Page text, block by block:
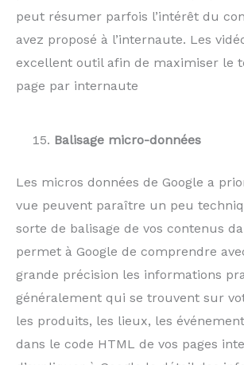
peut résumer parfois l’intérêt du
avez proposé à l’internaute. Les
excellent outil afin de maximiser le
page par internaute
Balisage micro-données
Les micros données de Google a
vue peuvent paraître un peu
sorte de balisage de vos contenus
permet à Google de comprendre
grande précision les informations
généralement qui se trouvent sur
les produits, les lieux, les
dans le code HTML de vos pages